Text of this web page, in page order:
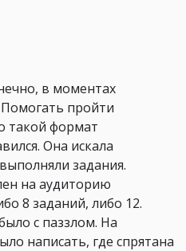
в моментах
пройти
такой формат
Она искала
задания.
на аудиторию
8 заданий, либо 12.
с паззлом. На
написать, где спрятана